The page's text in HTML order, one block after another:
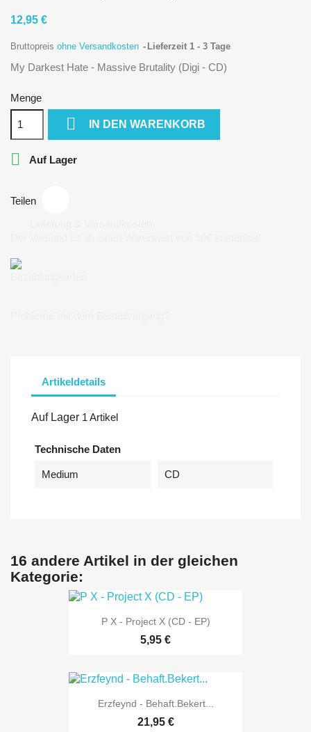
12,95 €
Bruttopreis ohne Versandkosten Lieferzeit 1 - 3 Tage
My Darkest Hate - Massive Brutality (Digi - CD)
Menge
 IN DEN WARENKORB
 Auf Lager
Teilen
Artikeldetails
Auf Lager 1 Artikel
Technische Daten
Medium CD
16 andere Artikel in der gleichen
Kategorie:
P X - Project X (CD - EP)
5,95 €
Erzfeynd - Behaft.Bekert...
21,95 €